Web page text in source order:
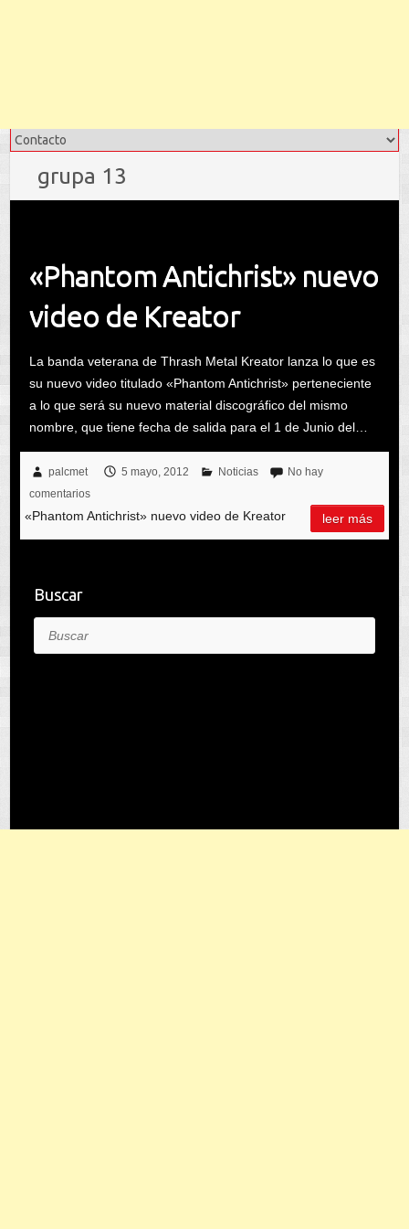
grupa 13
«Phantom Antichrist» nuevo
video de Kreator
La banda veterana de Thrash Metal Kreator lanza lo que es
su nuevo video titulado «Phantom Antichrist» perteneciente
a lo que será su nuevo material discográfico del mismo
nombre, que tiene fecha de salida para el 1 de Junio del…
palcmet 5 mayo, 2012 Noticias
No hay
comentarios
«Phantom Antichrist» nuevo video de Kreator leer más
Buscar
Buscar